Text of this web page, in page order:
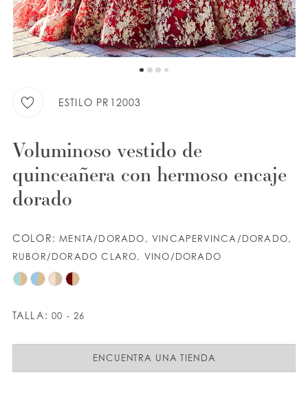
LISTA DE DESEOS
9
10
ESTILO PR12003
Voluminoso vestido de
quinceañera con hermoso encaje
dorado
COLOR: MENTA/DORADO, VINCAPERVINCA/DORADO,
RUBOR/DORADO CLARO, VINO/DORADO
TALLA: 00 - 26
ENCUENTRA UNA TIENDA